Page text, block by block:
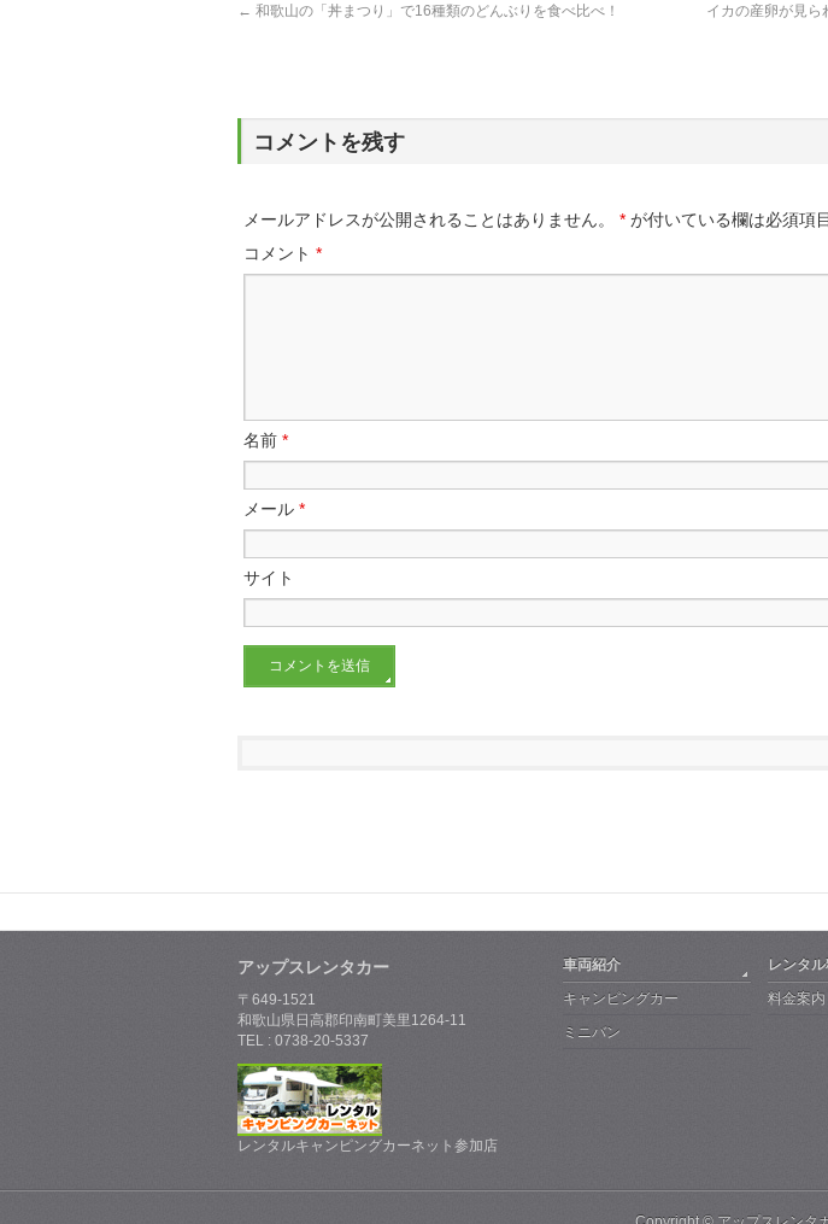
← 和歌山の「丼まつり」で16種類のどんぶりを食べ比べ！ イカの産卵が見ら
コメントを残す
メールアドレスが公開されることはありません。 * が付いている欄は必須項
コメント *
名前 *
メール *
サイト
アップスレンタカー
〒649-1521
和歌山県日高郡印南町美里1264-11
TEL : 0738-20-5337
レンタルキャンピングカーネット参加店
車両紹介
キャンピングカー
ミニバン
レンタ
料金案内